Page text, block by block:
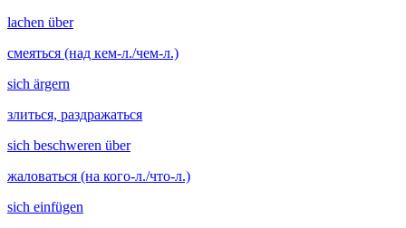
lachen über
смеяться (над кем-л./чем-л.)
sich ärgern
злиться, раздражаться
sich beschweren über
жаловаться (на кого-л./что-л.)
sich einfügen